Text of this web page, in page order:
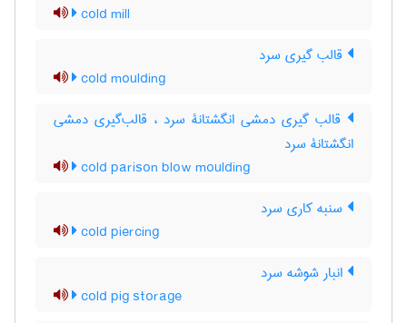
cold mill
قالب گیری سرد
cold moulding
قالب گیری دمشی انگشتانۀ سرد ، قالب‌گیری دمشی
انگشتانۀ سرد
cold parison blow moulding
سنبه کاری سرد
cold piercing
انبار شوشه سرد
cold pig storage